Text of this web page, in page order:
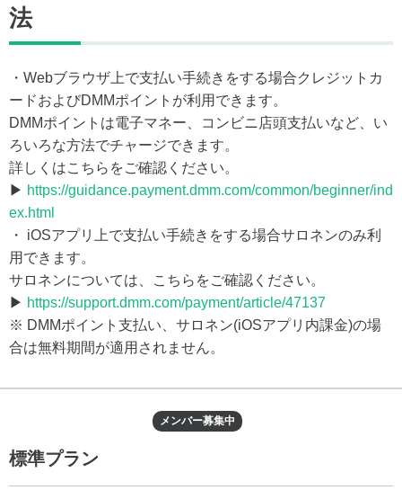
法
・Webブラウザ上で支払い手続きをする場合クレジットカ
ードおよびDMMポイントが利用できます。
DMMポイントは電子マネー、コンビニ店頭支払いなど、い
ろいろな方法でチャージできます。
詳しくはこちらをご確認ください。
▶ https://guidance.payment.dmm.com/common/beginner/ind
ex.html
・ iOSアプリ上で支払い手続きをする場合サロネンのみ利
用できます。
サロネンについては、こちらをご確認ください。
▶ https://support.dmm.com/payment/article/47137
※ DMMポイント支払い、サロネン(iOSアプリ内課金)の場
合は無料期間が適用されません。
メンバー募集中
標準プラン